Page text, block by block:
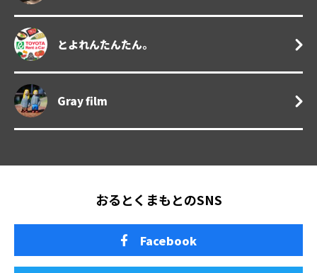
とよれんたんたん。
Gray film
おるとくまもとのSNS
Facebook